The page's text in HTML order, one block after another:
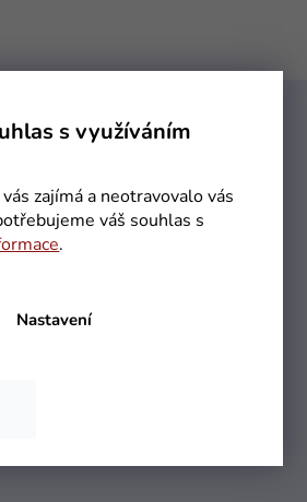
s využíváním
zajímá a neotravovalo vás
váš souhlas s
.
Nastavení